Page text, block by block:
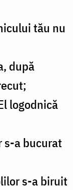
tău nu
după
logodnică
s-a bucurat
s-a biruit